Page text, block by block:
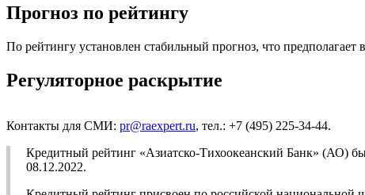
Прогноз по рейтингу
По рейтингу установлен стабильный прогноз, что
Регуляторное раскрытие
Контакты для СМИ: pr@raexpert.ru, тел.: +7 (495) 225-34-44.
Кредитный рейтинг «Азиатско-Тихоокеанский Банк» (АО)
08.12.2022.